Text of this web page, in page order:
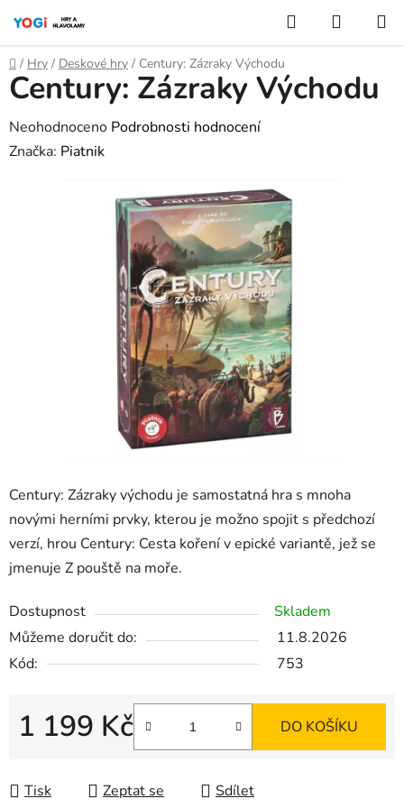
obsah
Hledat
KOŠÍK
Domů
/ Hry / Deskové hry / Century: Zázraky Východu
Century: Zázraky východu je samostatná hra s mnoha
novými herními prvky, kterou je možno spojit s předchozí
verzí, hrou Century: Cesta koření v epické variantě, jež se
jmenuje Z pouště na moře.
Dostupnost
Skladem
Můžeme doručit do:
11.8.2026
Kód:
753
1 199 Kč DO KOŠÍKU
Tisk Zeptat se Sdílet
Century: Zázraky Východu
Průměrné
hodnocení
Neohodnoceno Podrobnosti hodnocení
Značka: Piatnik